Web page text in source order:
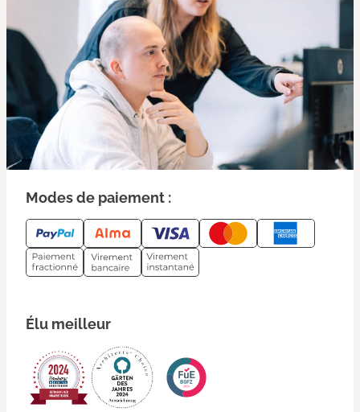
Modes de paiement :
Élu meilleur